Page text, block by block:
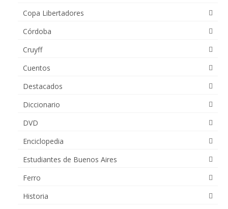
Copa Libertadores
Córdoba
Cruyff
Cuentos
Destacados
Diccionario
DVD
Enciclopedia
Estudiantes de Buenos Aires
Ferro
Historia